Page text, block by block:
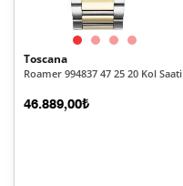
Toscana
Roamer 994837 47 25 20 Kol Saati
46.889,00₺